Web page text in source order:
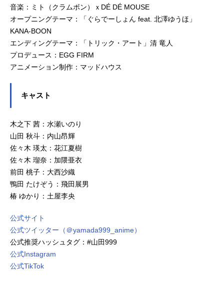
音楽：ミト（クラムボン）ｘDÉ DÉ MOUSE
オープニングテーマ：「ぐらでーしょん feat. 北澤ゆうほ」
KANA-BOON
エンディングテーマ：「トリック・アート」清 竜人
プロデュース：EGG FIRM
アニメーション制作：マッドハウス
キャスト
木之下 茜：水瀬いのり
山田 秋斗：内山昂輝
佐々木 瑛太：花江夏樹
佐々木 瑠奈：加隈亜衣
前田 桃子：大西沙織
鴨田 たけぞう：飛田展男
椿 ゆかり：土屋李央
公式サイト
公式ツイッター（＠yamada999_anime）
公式推奨ハッシュタグ：#山田999
公式Instagram
公式TikTok